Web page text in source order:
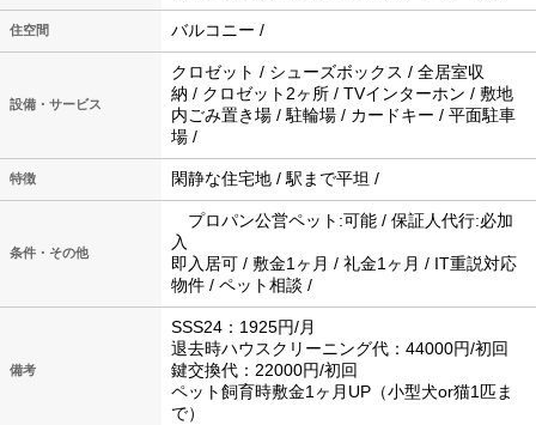
住空間 バルコニー /
設備・サービス
クロゼット / シューズボックス / 全居室収
納 / クロゼット2ヶ所 / TVインターホン / 敷地
内ごみ置き場 / 駐輪場 / カードキー / 平面駐車
場 /
特徴 閑静な住宅地 / 駅まで平坦 /
条件・その他
プロパン公営ペット:可能 / 保証人代行:必加
入
即入居可 / 敷金1ヶ月 / 礼金1ヶ月 / IT重説対応
物件 / ペット相談 /
備考
SSS24：1925円/月
退去時ハウスクリーニング代：44000円/初回
鍵交換代：22000円/初回
ペット飼育時敷金1ヶ月UP（小型犬or猫1匹ま
で）